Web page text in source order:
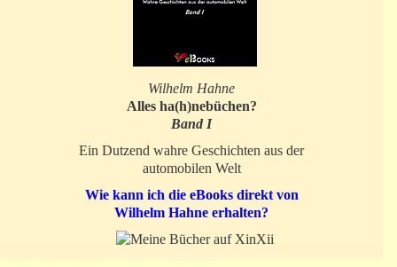
Wilhelm Hahne
Alles ha(h)nebüchen?
Band I
Ein Dutzend wahre Geschichten aus der
automobilen Welt
Wie kann ich die eBooks direkt von
Wilhelm Hahne erhalten?